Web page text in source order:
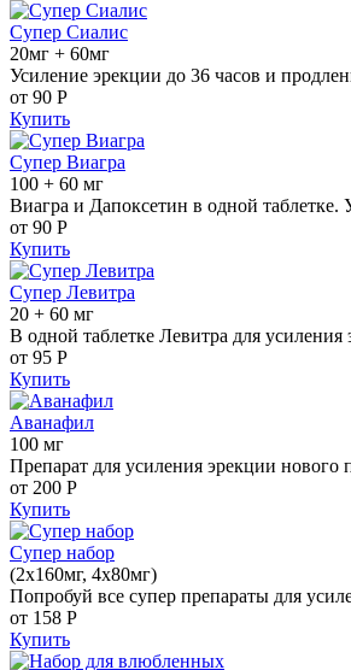
Супер Сиалис
20мг + 60мг
Усиление эрекции до 36 часов и
от 90 Р
Купить
Супер Виагра
100 + 60 мг
Виагра и Дапоксетин в одной таблетке.
от 90 Р
Купить
Супер Левитра
20 + 60 мг
В одной таблетке Левитра для
от 95 Р
Купить
Аванафил
100 мг
Препарат для усиления эрекции нового
от 200 Р
Купить
Супер набор
(2х160мг, 4х80мг)
Попробуй все супер препараты для
от 158 Р
Купить